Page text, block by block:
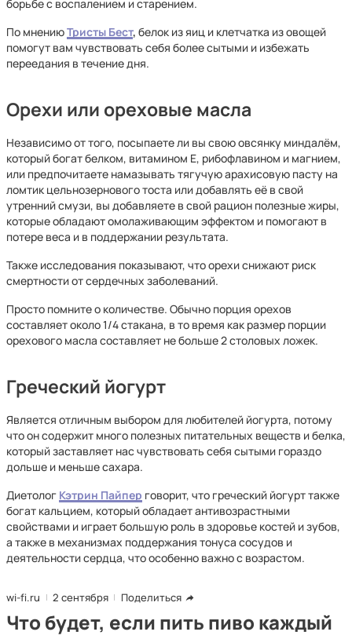
борьбе с воспалением и старением.
По мнениюТристы Бест, белок из яиц и клетчатка из овощей
помогут вам чувствовать себя более сытыми и избежать
переедания в течение дня.
Орехи или ореховые масла
Независимо от того, посыпаете ли вы свою овсянку миндалём,
который богат белком, витамином Е, рибофлавином и магнием,
или предпочитаете намазывать тягучую арахисовую пасту на
ломтик цельнозернового тоста или добавлять её в свой
утренний смузи, вы добавляете в свой рацион полезные жиры,
которые обладают омолаживающим эффектом и помогают в
потере веса и в поддержании результата.
Также исследования показывают, что орехи снижают риск
смертности от сердечных заболеваний.
Просто помните о количестве. Обычно порция орехов
составляет около 1/4 стакана, в то время как размер порции
орехового масла составляет не больше 2 столовых ложек.
Греческий йогурт
Является отличным выбором для любителей йогурта, потому
что он содержит много полезных питательных веществ и белка,
который заставляет нас чувствовать себя сытыми гораздо
дольше и меньше сахара.
Диетолог Кэтрин Пайпер говорит, что греческий йогурт также
богат кальцием, который обладает антивозрастными
свойствами и играет большую роль в здоровье костей и зубов,
а также в механизмах поддержания тонуса сосудов и
деятельности сердца, что особенно важно с возрастом.
wi-fi.ru 2 сентября Поделиться
Что будет, если пить пиво каждый